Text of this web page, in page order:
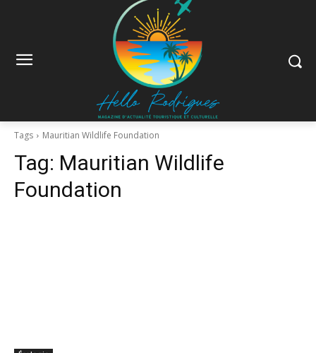
Tags Mauritian Wildlife Foundation
Tag: Mauritian Wildlife
Foundation